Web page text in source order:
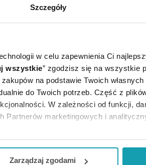
Szczegóły
w celu zapewnienia Ci
wszystkie” zgodzisz się na wszystkie
na podstawie Twoich
do Twoich potrzeb. Część z
W zależności od funkcji,
Partnerów marketingowych i
tylko niektóre dodatkowe funkcje, z
Zarządzaj zgodami
szyjek zębów.
ochronną warstwę,
specjalnych substancji
szyjki zębów przed próchnicą.